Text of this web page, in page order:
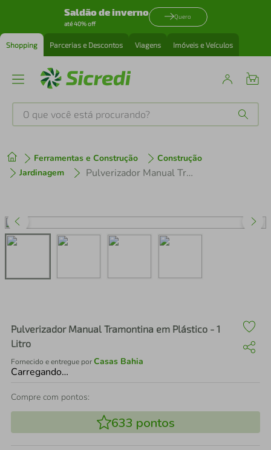
Saldão de inverno
até 40% off
Quero
Shopping Parcerias e Descontos Viagens Imóveis e Veículos
O que você está procurando?
Ferramentas e Construção
Construção
Jardinagem
Pulverizador Manual Tramontina em Plástico - 1 Litro
Pulverizador Manual Tramontina em Plástico - 1
Litro
Fornecido e entregue porCasas Bahia
Carregando…
Compre com pontos:
633 pontos
1º tenis
3º perfume